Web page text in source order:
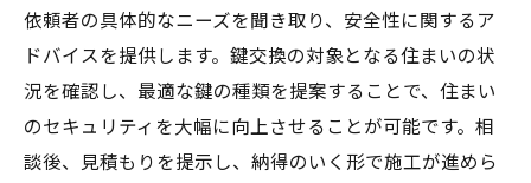
住まいの安全を守るための鍵交換の必要性
プロの視点から見る安全な鍵交換のポイン
無料相談を通じて得られる安心感
鍵交換がもたらす住まいのセキュリティ向
依頼者の具体的なニーズを聞き取り、安全性に関するア
ドバイスを提供します。鍵交換の対象となる住まいの状
況を確認し、最適な鍵の種類を提案することで、住まい
のセキュリティを大幅に向上させることが可能です。相
談後、見積もりを提示し、納得のいく形で施工が進めら